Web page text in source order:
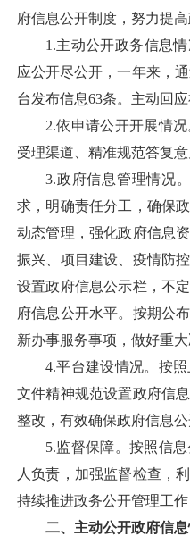
府信息公开制度，努力提高
1.主动公开政务信息
应公开尽公开，一年来，
台发布信息63条。主动回
2.依申请公开开展情
受理渠道、精准规范答复
3.政府信息管理情况
求，明确责任分工，确保
动态管理，强化政府信息
振兴、项目建设、疫情防
设置政府信息公示栏，不
府信息公开水平。按期公
新办事服务事项，做好重
4.平台建设情况。按
文件精神规范设置政府信
整改，有效确保政府信息
5.监督保障。按照信
人负责，加强监督检查，
持续推进政务公开管理工作
二、主动公开政府信